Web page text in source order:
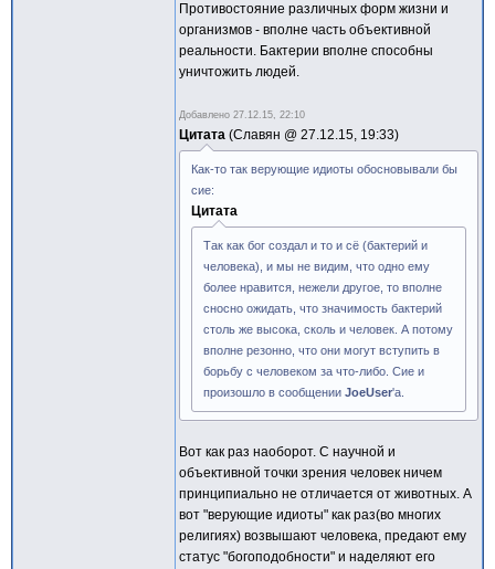
Противостояние различных форм жизни и
организмов - вполне часть объективной
реальности. Бактерии вполне способны
уничтожить людей.
Добавлено 27.12.15, 22:10
Цитата Славян @ 27.12.15, 19:33
Как-то так верующие идиоты обосновывали бы
сие:
Цитата
Так как бог создал и то и сё (бактерий и
человека), и мы не видим, что одно ему
более нравится, нежели другое, то вполне
сносно ожидать, что значимость бактерий
столь же высока, сколь и человек. А потому
вполне резонно, что они могут вступить в
борьбу с человеком за что-либо. Сие и
произошло в сообщении JoeUser'а.
Вот как раз наоборот. С научной и
объективной точки зрения человек ничем
принципиально не отличается от животных. А
вот "верующие идиоты" как раз(во многих
религиях) возвышают человека, предают ему
статус "богоподобности" и наделяют его